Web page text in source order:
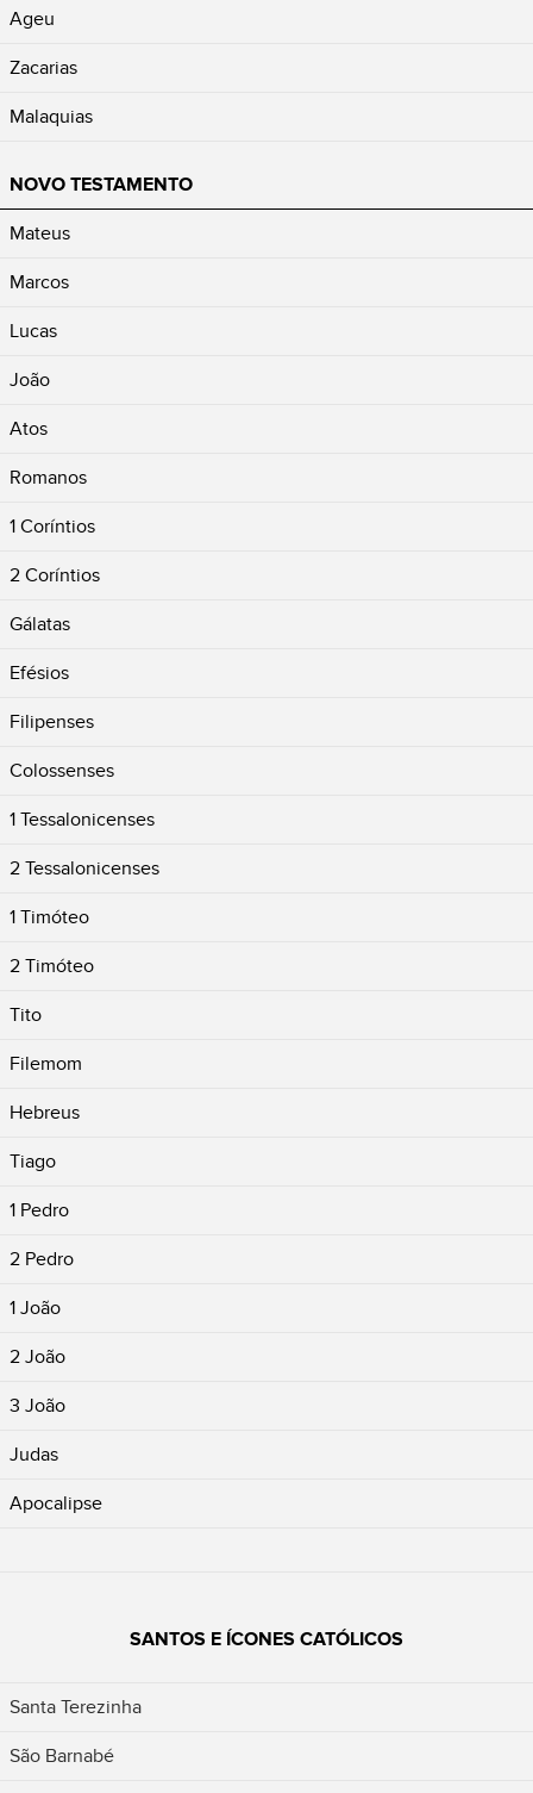
Ageu
Zacarias
Malaquias
NOVO TESTAMENTO
Mateus
Marcos
Lucas
João
Atos
Romanos
1 Coríntios
2 Coríntios
Gálatas
Efésios
Filipenses
Colossenses
1 Tessalonicenses
2 Tessalonicenses
1 Timóteo
2 Timóteo
Tito
Filemom
Hebreus
Tiago
1 Pedro
2 Pedro
1 João
2 João
3 João
Judas
Apocalipse
SANTOS E ÍCONES CATÓLICOS
Santa Terezinha
São Barnabé